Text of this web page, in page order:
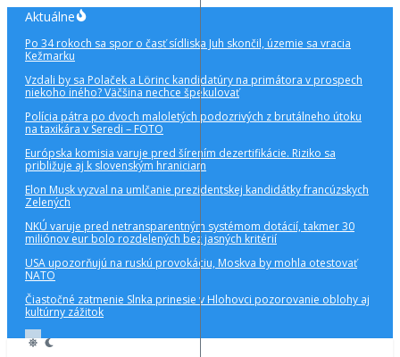
Preskočiť
obsah
Aktuálne
Po 34 rokoch sa spor o časť sídliska Juh skončil, územie sa vracia
Kežmarku
Vzdali by sa Polaček a Lörinc kandidatúry na primátora v prospech
niekoho iného? Väčšina nechce špekulovať
Polícia pátra po dvoch maloletých podozrivých z brutálneho útoku
na taxikára v Seredi – FOTO
Európska komisia varuje pred šírením dezertifikácie. Riziko sa
približuje aj k slovenským hraniciam
Elon Musk vyzval na umlčanie prezidentskej kandidátky francúzskych
Zelených
NKÚ varuje pred netransparentným systémom dotácií, takmer 30
miliónov eur bolo rozdelených bez jasných kritérií
USA upozorňujú na ruskú provokáciu, Moskva by mohla otestovať
NATO
Čiastočné zatmenie Slnka prinesie v Hlohovci pozorovanie oblohy aj
kultúrny zážitok